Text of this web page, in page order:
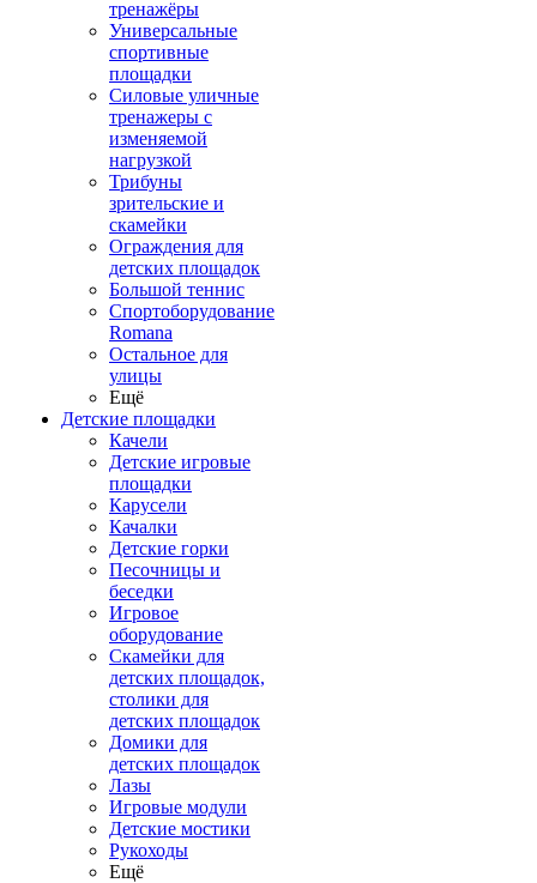
тренажёры
Универсальные
спортивные
площадки
Силовые уличные
тренажеры с
изменяемой
нагрузкой
Трибуны
зрительские и
скамейки
Ограждения для
детских площадок
Большой теннис
Спортоборудование
Romana
Остальное для
улицы
Ещё
Детские площадки
Качели
Детские игровые
площадки
Карусели
Качалки
Детские горки
Песочницы и
беседки
Игровое
оборудование
Скамейки для
детских площадок,
столики для
детских площадок
Домики для
детских площадок
Лазы
Игровые модули
Детские мостики
Рукоходы
Ещё